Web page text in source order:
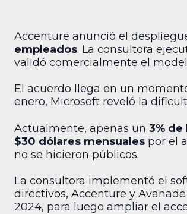
Accenture anunció el
empleados. La consultora
validó comercialmente el
El acuerdo llega en un
enero, Microsoft reveló la
Actualmente, apenas un 3%
$30 dólares mensuales por el
no se hicieron públicos.
La consultora implementó el
directivos, Accenture y
2024, para luego ampliar el